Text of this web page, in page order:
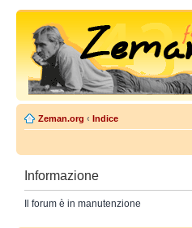
Zeman.org ‹ Indice
Informazione
Il forum è in manutenzione